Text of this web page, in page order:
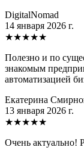
DigitalNomad
14 января 2026 г.
★★★★★
Полезно и по
знакомым
автоматизацией
Екатерина
13 января 2026 г.
★★★★★
Очень актуально!